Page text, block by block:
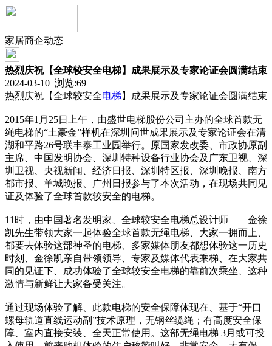
家居商企动态
热烈庆祝【全球较安全电梯】成果展示及专家论证会圆满结束
2024-03-10 浏览:69
热烈庆祝【全球较安全电梯】成果展示及专家论证会圆满结束
2015年1月25日上午，由盛世电梯股份公司主办的全球首款无
绳电梯的“土豪金”样机在深圳问世成果展示及专家论证会在清
湖和平路26号联丰泰工业园举行。原国家发改委、市政协原副
主席、中国发明协会、深圳特种设备行业协会及广东卫视、深
圳卫视、央视新闻、经济日报、深圳特区报、深圳晚报、南方
都市报、羊城晚报、广州日报参与了本次活动，在现场共同见
证及体验了全球首款较安全的电梯。
11时，由中国著名发明家、全球较安全电梯总设计师——金徐
凯先生带领大家一起体验全球首款无绳电梯、大家一拥而上、
都要去体验这部神圣的电梯、多家媒体朋友都想体验这一历史
时刻、金徐凯亲自带领领导、专家及媒体代表乘梯、在大家共
同的见证下、成功体验了全球较安全电梯的靠前次乘坐、这种
激情与新鲜让大家备受关注。
通过现场体验了解、此款电梯的安全保障体现在、基于“开口
螺母轨道直线运动副”技术原理，无钢丝缆绳；有高度安全保
障、室内直接安装、全天正常使用。这部无绳电梯 3月或可投